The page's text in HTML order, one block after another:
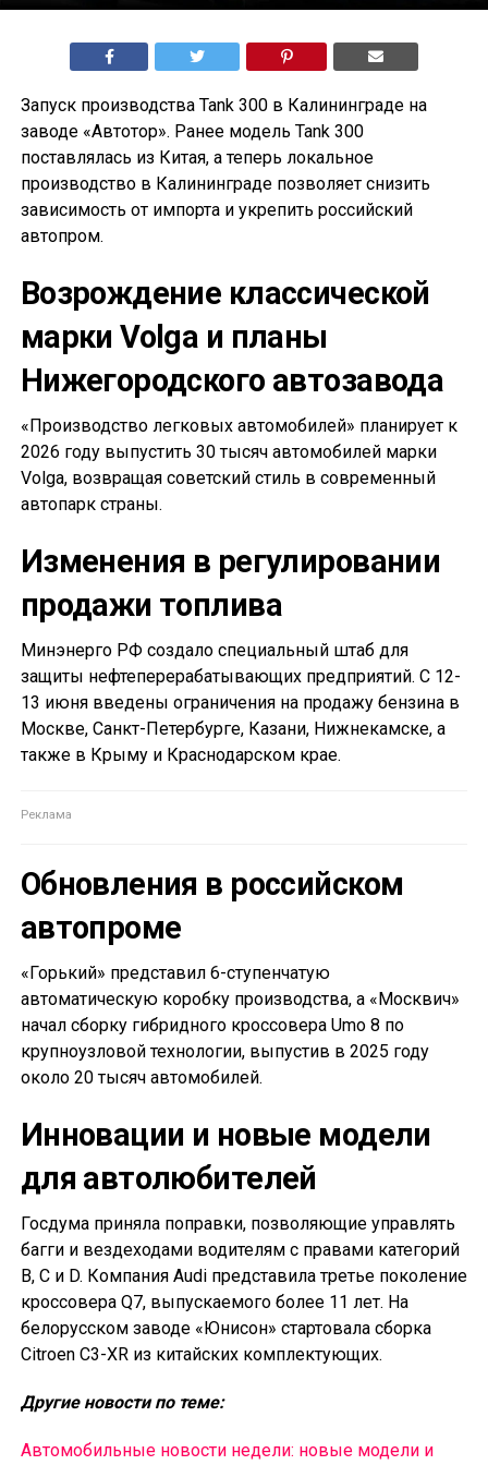
Запуск производства Tank 300 в Калининграде на
заводе «Автотор». Ранее модель Tank 300
поставлялась из Китая, а теперь локальное
производство в Калининграде позволяет снизить
зависимость от импорта и укрепить российский
автопром.
Возрождение классической
марки Volga и планы
Нижегородского автозавода
«Производство легковых автомобилей» планирует к
2026 году выпустить 30 тысяч автомобилей марки
Volga, возвращая советский стиль в современный
автопарк страны.
Изменения в регулировании
продажи топлива
Минэнерго РФ создало специальный штаб для
защиты нефтеперерабатывающих предприятий. С 12-
13 июня введены ограничения на продажу бензина в
Москве, Санкт-Петербурге, Казани, Нижнекамске, а
также в Крыму и Краснодарском крае.
Обновления в российском
автопроме
«Горький» представил 6-ступенчатую
автоматическую коробку производства, а «Москвич»
начал сборку гибридного кроссовера Umo 8 по
крупноузловой технологии, выпустив в 2025 году
около 20 тысяч автомобилей.
Инновации и новые модели
для автолюбителей
Госдума приняла поправки, позволяющие управлять
багги и вездеходами водителям с правами категорий
B, C и D. Компания Audi представила третье поколение
кроссовера Q7, выпускаемого более 11 лет. На
белорусском заводе «Юнисон» стартовала сборка
Citroen C3-XR из китайских комплектующих.
Другие новости по теме:
Автомобильные новости недели: новые модели и